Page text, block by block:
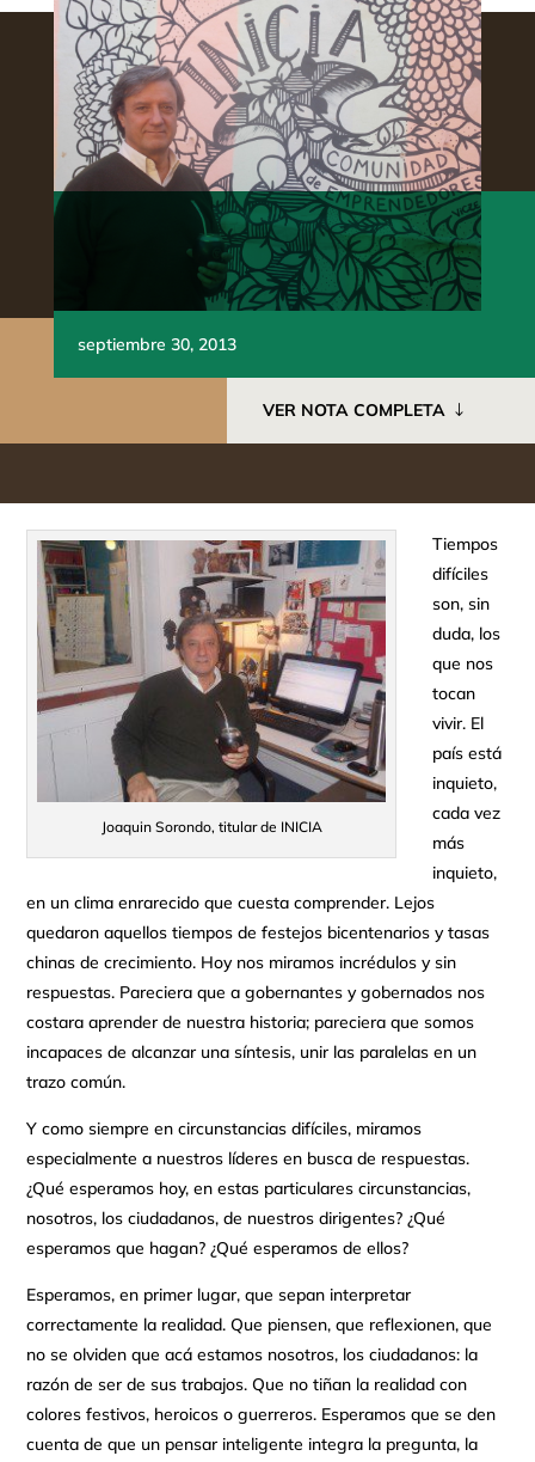
septiembre 30, 2013
VER NOTA COMPLETA
Joaquin Sorondo, titular de INICIA
Tiempos
difíciles
son, sin
duda, los
que nos
tocan
vivir. El
país está
inquieto,
cada vez
más
inquieto,
en un clima enrarecido que cuesta comprender. Lejos
quedaron aquellos tiempos de festejos bicentenarios y tasas
chinas de crecimiento. Hoy nos miramos incrédulos y sin
respuestas. Pareciera que a gobernantes y gobernados nos
costara aprender de nuestra historia; pareciera que somos
incapaces de alcanzar una síntesis, unir las paralelas en un
trazo común.
Y como siempre en circunstancias difíciles, miramos
especialmente a nuestros líderes en busca de respuestas.
¿Qué esperamos hoy, en estas particulares circunstancias,
nosotros, los ciudadanos, de nuestros dirigentes? ¿Qué
esperamos que hagan? ¿Qué esperamos de ellos?
Esperamos, en primer lugar, que sepan interpretar
correctamente la realidad. Que piensen, que reflexionen, que
no se olviden que acá estamos nosotros, los ciudadanos: la
razón de ser de sus trabajos. Que no tiñan la realidad con
colores festivos, heroicos o guerreros. Esperamos que se den
cuenta de que un pensar inteligente integra la pregunta, la